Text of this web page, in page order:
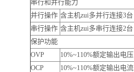
串行和并行能力
并行操作 含主机zui多并行连接3台
串行操作 含主机zui多串行连接2台
保护功能
OVP
10%~110%额定输出电压
OCP
10%~110%额定输出电流